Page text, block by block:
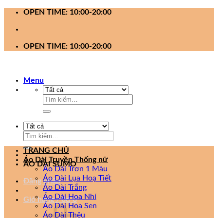
OPEN TIME: 10:00-20:00
OPEN TIME: 10:00-20:00
Menu
Tìm
Tìm
ÁO DÀI SUMO
Đăng nhập
Giỏ hàng /0₫ 0
TRANG CHỦ
Áo Dài Truyền Thống nữ
Áo Dài Trơn 1 Màu
Áo Dài Lụa Hoạ Tiết
Áo Dài Trắng
Áo Dài Hoa Nhí
Áo Dài Hoa Sen
Áo Dài Thêu